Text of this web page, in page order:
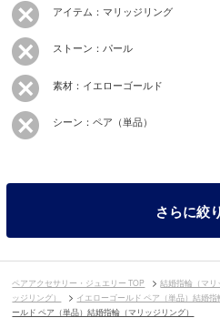
アイテム：マリッジリング
ストーン：パール
素材：イエローゴールド
シーン：ペア（単品）
さらに絞
ペアアクセサリー・ジュエリー TOP 結婚指輪（マリ
ッジリング）
イエローゴールド ペア（単品）結婚指
ールド ペア（単品）結婚指輪（マリッジリング）